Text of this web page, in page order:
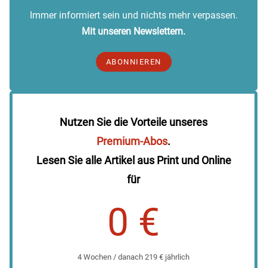
Immer informiert sein und nichts mehr verpassen.
Mit unseren Newslettern.
ABONNIEREN
Nutzen Sie die Vorteile unseres
Premium-Abos.
Lesen Sie alle Artikel aus Print und Online
für
0 €
4 Wochen / danach 219 € jährlich